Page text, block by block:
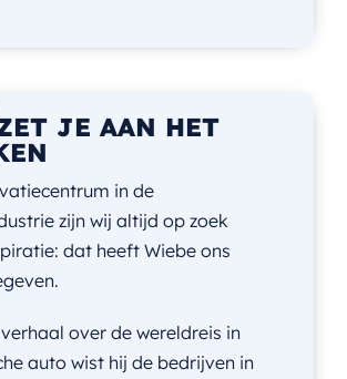
JE AAN HET
in de
zijn wij altijd op zoek
dat heeft Wiebe ons
over de wereldreis in
auto wist hij de bedrijven in